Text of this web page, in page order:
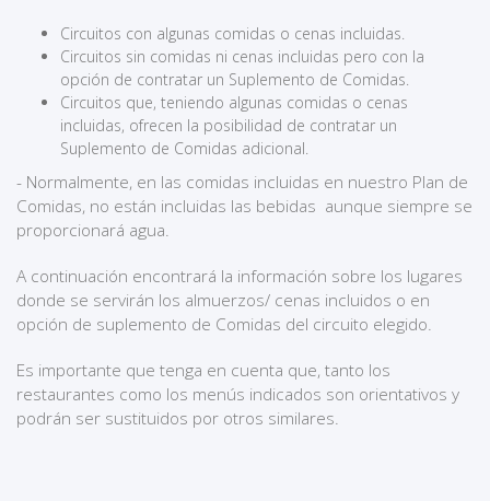
Circuitos con algunas comidas o cenas incluidas.
Circuitos sin comidas ni cenas incluidas pero con la
opción de contratar un Suplemento de Comidas.
Circuitos que, teniendo algunas comidas o cenas
incluidas, ofrecen la posibilidad de contratar un
Suplemento de Comidas adicional.
- Normalmente, en las comidas incluidas en nuestro Plan de
Comidas, no están incluidas las bebidas aunque siempre se
proporcionará agua.
A continuación encontrará la información sobre los lugares
donde se servirán los almuerzos/ cenas incluidos o en
opción de suplemento de Comidas del circuito elegido.
Es importante que tenga en cuenta que, tanto los
restaurantes como los menús indicados son orientativos y
podrán ser sustituidos por otros similares.